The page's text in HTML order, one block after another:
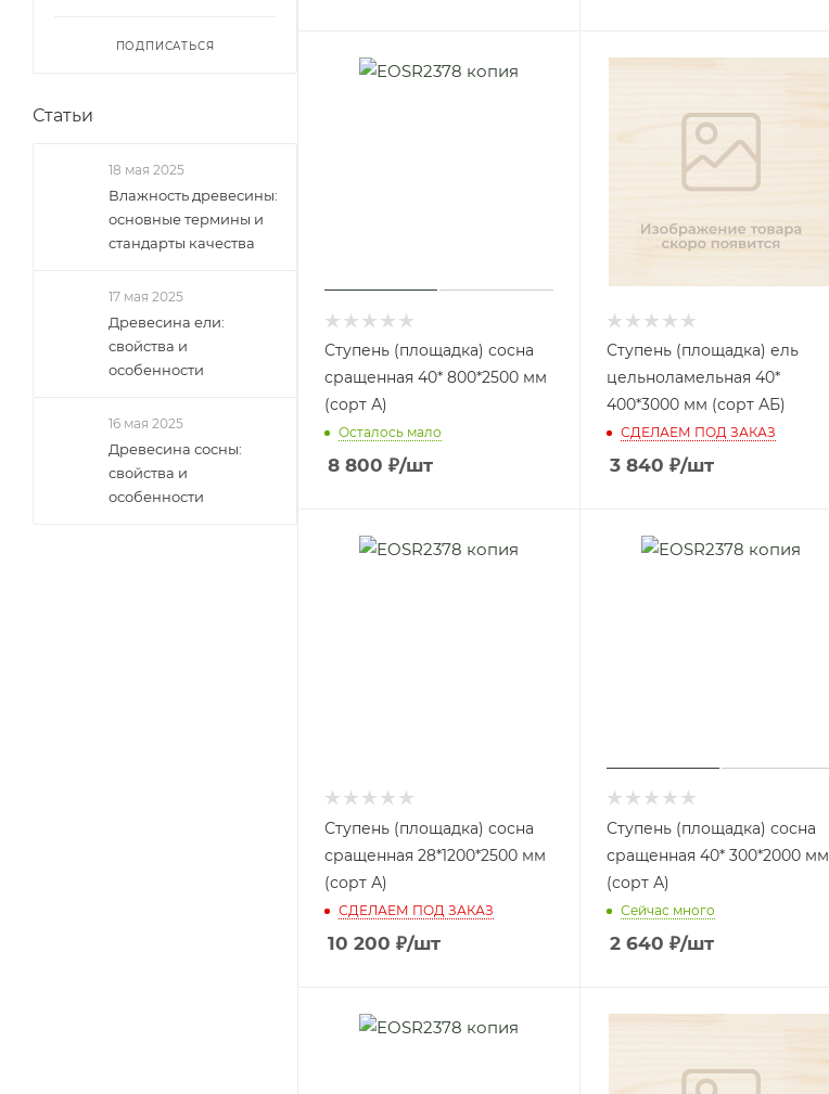
Ступень (площадка) сосна
сращенная 40* 800*2500 мм
(сорт А)
Осталось мало
8 800 ₽/шт
Ступень (площадка) ель
цельноламельная 40*
400*3000 мм (сорт АБ)
СДЕЛАЕМ ПОД ЗАКАЗ
3 840 ₽/шт
Ступень (площадка) сосна
сращенная 28*1200*2500 мм
(сорт А)
СДЕЛАЕМ ПОД ЗАКАЗ
10 200 ₽/шт
Ступень (площадка) сосна
сращенная 40* 300*2000 мм
(сорт А)
Сейчас много
2 640 ₽/шт
ПОДПИСАТЬСЯ
Статьи
18 мая 2025
Влажность древесины:
основные термины и
стандарты качества
17 мая 2025
Древесина ели:
свойства и
особенности
16 мая 2025
Древесина сосны:
свойства и
особенности